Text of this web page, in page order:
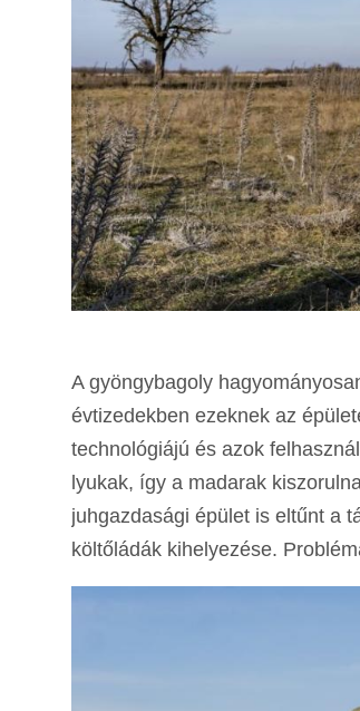
A gyöngybagoly
évtizedekben ezeknek az
technológiájú és azok
lyukak, így a madarak
juhgazdasági épület is eltűnt a
költőládák kihelyezése.